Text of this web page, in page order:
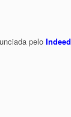
pelo Indeed